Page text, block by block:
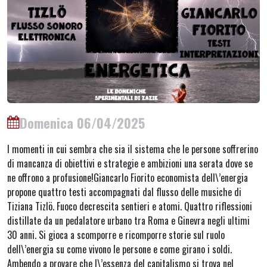
Domenica 06/04/2025
I momenti in cui sembra che sia il sistema che le persone soffrerino
di mancanza di obiettivi e strategie e ambizioni una serata dove se
ne offrono a profusione!Giancarlo Fiorito economista dell\’energia
propone quattro testi accompagnati dal flusso delle musiche di
Tiziana Tizlö. Fuoco decrescita sentieri e atomi. Quattro riflessioni
distillate da un pedalatore urbano tra Roma e Ginevra negli ultimi
30 anni. Si gioca a scomporre e ricomporre storie sul ruolo
dell\’energia su come vivono le persone e come girano i soldi.
Ambendo a provare che l\’essenza del capitalismo si trova nel